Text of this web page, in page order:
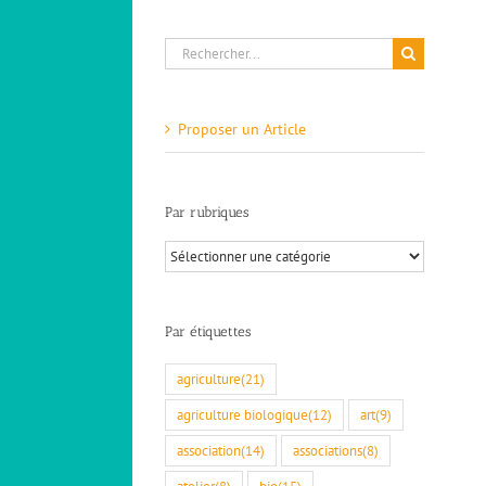
Ateliers de l’Ecole de la voix (Crest
Rechercher:
Proposer un Article
Par rubriques
Par
rubriques
Par étiquettes
agriculture(21)
agriculture biologique(12) art(9)
association(14) associations(8)